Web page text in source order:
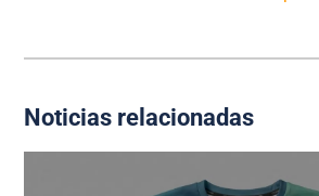
Noticias relacionadas